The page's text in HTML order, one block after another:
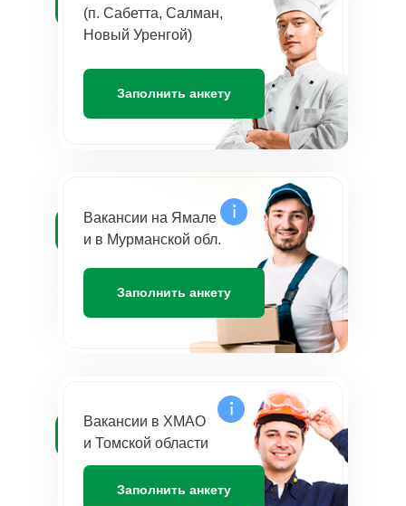
Вакансии на Ямале
и в Мурманской обл.
Заполнить анкету
Заполнить анкету
(п. Сабетта, Салман,
Новый Уренгой)
Заполнить анкету
Вакансии в ХМАО
и Томской области